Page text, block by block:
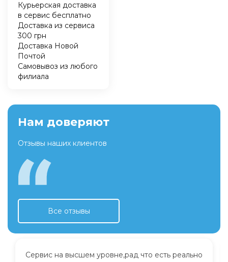
Курьерская доставка
в сервис бесплатно
Доставка из сервиса
300 грн
Доставка Новой
Почтой
Самовывоз из любого
филиала
Нам доверяют
Отзывы наших клиентов
Все отзывы
Сервис на высшем уровне,рад что есть реально